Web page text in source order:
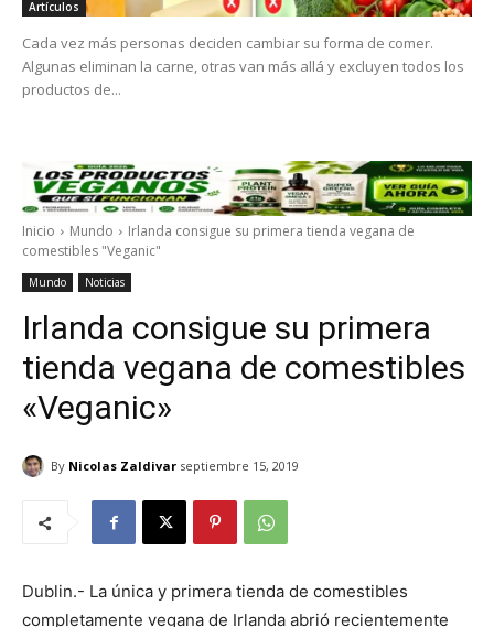
Artículos
Cada vez más personas deciden cambiar su forma de comer.
Algunas eliminan la carne, otras van más allá y excluyen todos los
productos de...